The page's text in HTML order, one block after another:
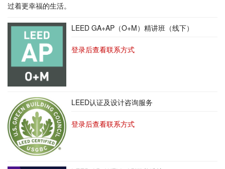
过着更幸福的生活。
LEED GA+AP（O+M）精讲班（线下）
登录后查看联系方式
LEED认证及设计咨询服务
登录后查看联系方式